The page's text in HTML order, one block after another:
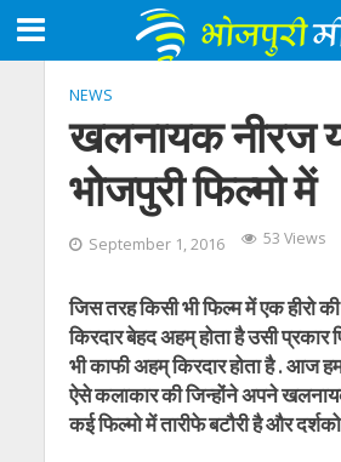
NEWS
खलनायक नीरज
भोजपुरी फिल्मो में
September 1, 2016 53 Views
जिस तरह किसी भी फिल्म में एक हीरो
किरदार बेहद अहम् होता है उसी प्रकार
भी काफी अहम् किरदार होता है . आज
ऐसे कलाकार की जिन्होंने अपने
कई फिल्मो में तारीफे बटौरी है और